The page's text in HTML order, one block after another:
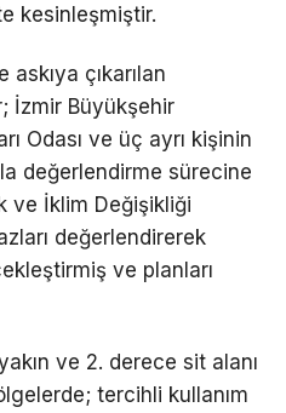
kesinleşmiştir.
çıkarılan
İzmir Büyükşehir
Odası ve üç ayrı kişinin
değerlendirme sürecine
ve İklim Değişikliği
değerlendirerek
ve planları
ve 2. derece sit alanı
tercihli kullanım